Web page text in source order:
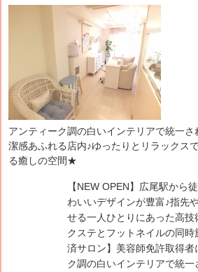
アンティーク調の白いインテリアで統一さ
潔感あふれる店内♪ゆったりとリラックス
る癒しの空間★
【NEW OPEN】広尾駅から
わいいデザインが豊富♪指先
せる一人ひとりにあった高
クステとフットネイルの同
済サロン】美容師免許取得
ク調の白いインテリアで統